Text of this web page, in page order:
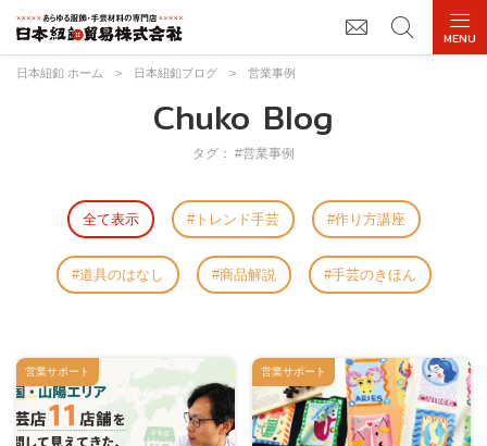
日本紐釦 ホーム > 日本紐釦ブログ > 営業事例
Chuko Blog
タグ： #営業事例
全て表示 トレンド手芸 作り方講座
道具のはなし 商品解説 手芸のきほん
営業サポート 営業サポート